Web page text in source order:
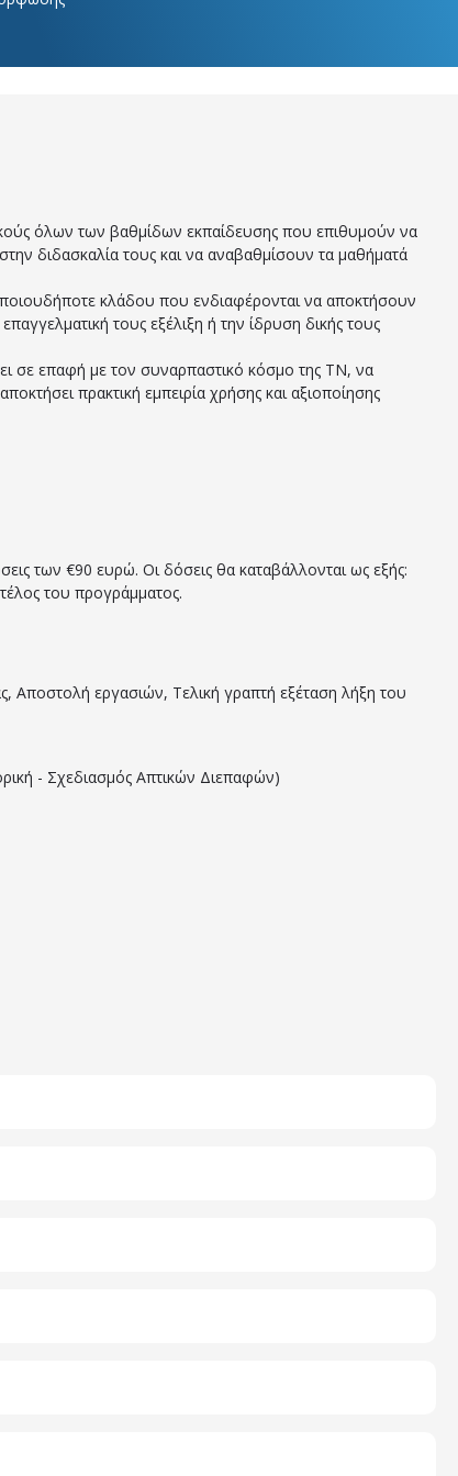
όλων των βαθμίδων εκπαίδευσης που επιθυμούν να
διδασκαλία τους και να αναβαθμίσουν τα μαθήματά
κλάδου που ενδιαφέρονται να αποκτήσουν
τους εξέλιξη ή την ίδρυση δικής τους
σε επαφή με τον συναρπαστικό κόσμο της ΤΝ, να
πρακτική εμπειρία χρήσης και αξιοποίησης
των €90 ευρώ. Οι δόσεις θα καταβάλλονται ως εξής:
του προγράμματος.
Αποστολή εργασιών, Τελική γραπτή εξέταση λήξη του
- Σχεδιασμός Απτικών Διεπαφών)